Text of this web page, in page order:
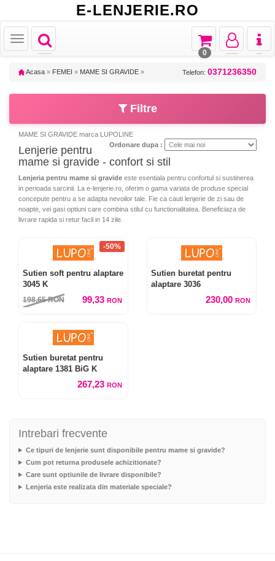
E-LENJERIE.RO
Toggle
navigation
Toggle
Toggle
navigation
Toggle
navigation
Toggle
navigation
0
Acasa » FEMEI » MAME SI GRAVIDE » Telefon: 0371236350
Filtre
MAME SI GRAVIDE marca LUPOLINE
Ordonare dupa :
Lenjerie pentru
mame si gravide - confort si stil
Lenjeria pentru mame si gravide este esentiala pentru confortul si sustinerea
in perioada sarcinii. La e-lenjerie.ro, oferim o gama variata de produse special
concepute pentru a se adapta nevoilor tale. Fie ca cauti lenjerie de zi sau de
noapte, vei gasi optiuni care combina stilul cu functionalitatea. Beneficiaza de
livrare rapida si retur facil in 14 zile.
-50%
Sutien soft pentru alaptare
3045 K
198,65RON 99,33 RON
Sutien buretat pentru
alaptare 3036
230,00 RON
Sutien buretat pentru
alaptare 1381 BiG K
267,23 RON
Intrebari frecvente
Ce tipuri de lenjerie sunt disponibile pentru mame si gravide?
Cum pot returna produsele achizitionate?
Care sunt optiunile de livrare disponibile?
Lenjeria este realizata din materiale speciale?